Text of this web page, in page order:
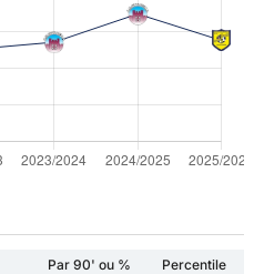
Par 90' ou %
Percentile